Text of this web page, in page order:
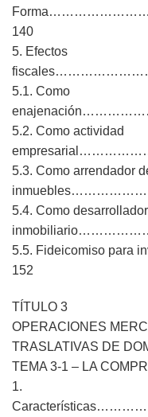
140
5. Efectos
5.1. Como
5.2. Como actividad
5.3. Como arrendador
5.4. Como desarrollador
5.5. Fideicomiso para
152
TÍTULO 3
OPERACIONES
TRASLATIVAS DE
TEMA 3-1 – LA
1.